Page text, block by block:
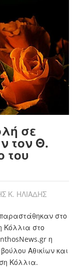
σε
τον Θ.
του
Κ. ΗΛΙΑΔΗΣ
στο
Κόλλια στο
η
Αθικίων και
Κόλλια.